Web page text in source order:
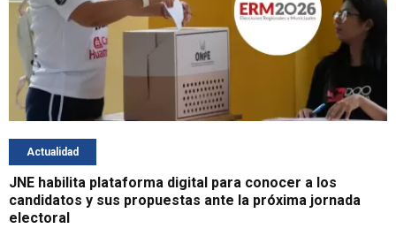
Actualidad
JNE habilita plataforma digital para conocer a los
candidatos y sus propuestas ante la próxima jornada
electoral